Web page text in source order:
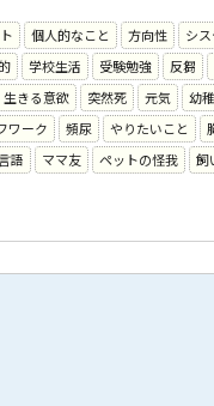
個人的なこと 方向性
シ
学校生活 受験勉強 反芻
生きる意欲 突然死 元気 幼
ワーク 頻尿 やりたいこと
語 ママ友 ペットの怪我 飼